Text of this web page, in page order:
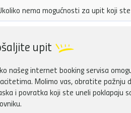
nema mogućnosti za upit koji
upit
našeg internet booking servisa
Molimo vas, obratite pažnju
i povratka koji ste uneli poklapaju